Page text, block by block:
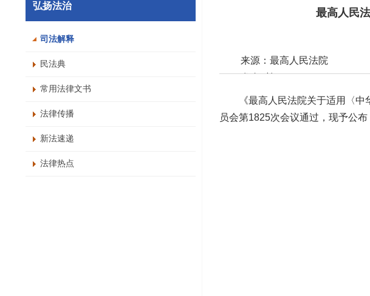
弘扬法治
司法解释
民法典
常用法律文书
法律传播
新法速递
法律热点
最高人民
来源：最高人民法院
发布时间：2020-12-30
字号：
打印本页
《最高人民法院关于适用〈中华
员会第1825次会议通过，现予公